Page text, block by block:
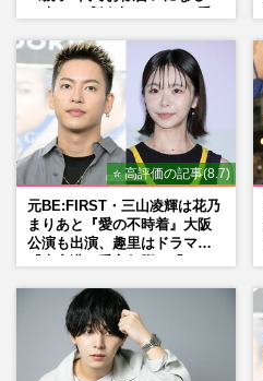
⭐ 高評価の記事(8.7)
元BE:FIRST・三山凌輝は花乃
まりあと『愛の不時着』大阪
公演も出演、趣里はドラマ